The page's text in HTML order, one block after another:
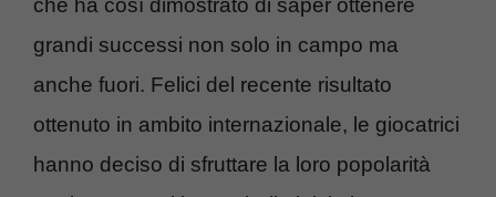
che ha così dimostrato di saper ottenere
grandi successi non solo in campo ma
anche fuori. Felici del recente risultato
ottenuto in ambito internazionale, le giocatrici
hanno deciso di sfruttare la loro popolarità